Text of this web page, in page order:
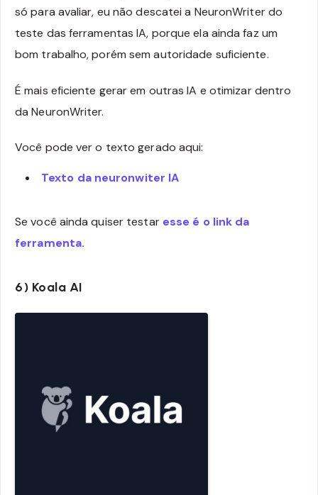
só para avaliar, eu não descatei a NeuronWriter do
teste das ferramentas IA, porque ela ainda faz um
bom trabalho, porém sem autoridade suficiente.
É mais eficiente gerar em outras IA e otimizar dentro
da NeuronWriter.
Você pode ver o texto gerado aqui:
Texto da neuronwiter IA
Se você ainda quiser testaresse é o link da
ferramenta.
6) Koala AI